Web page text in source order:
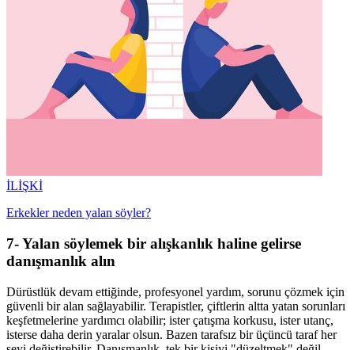
İLİŞKİ
Erkekler neden yalan söyler?
7- Yalan söylemek bir alışkanlık haline gelirse
danışmanlık alın
Dürüstlük devam ettiğinde, profesyonel yardım, sorunu çözmek için
güvenli bir alan sağlayabilir. Terapistler, çiftlerin altta yatan sorunları
keşfetmelerine yardımcı olabilir; ister çatışma korkusu, ister utanç,
isterse daha derin yaralar olsun. Bazen tarafsız bir üçüncü taraf her